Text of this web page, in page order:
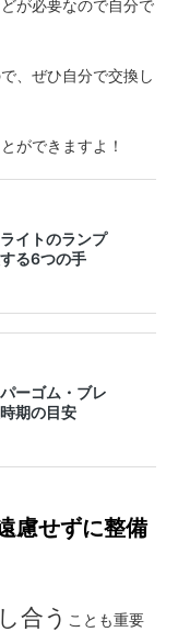
が必要なので自分で
、ぜひ自分で交換し
ができますよ！
慮せずに整備
合う ことも重要